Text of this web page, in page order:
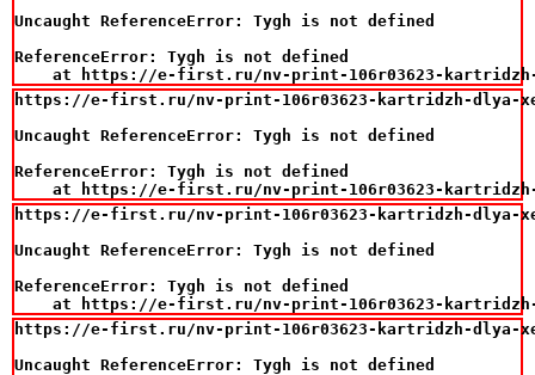
Uncaught ReferenceError: Tygh is not defined
ReferenceError: Tygh is not defined
at https://e-first.ru/nv-print-106r03623-
https://e-first.ru/nv-print-106r03623-kartridzh-dlya-
Uncaught ReferenceError: Tygh is not defined
ReferenceError: Tygh is not defined
at https://e-first.ru/nv-print-106r03623-
https://e-first.ru/nv-print-106r03623-kartridzh-dlya-
Uncaught ReferenceError: Tygh is not defined
ReferenceError: Tygh is not defined
at https://e-first.ru/nv-print-106r03623-
https://e-first.ru/nv-print-106r03623-kartridzh-dlya-
Uncaught ReferenceError: Tygh is not defined